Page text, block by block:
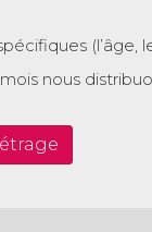
(l’âge,
nous